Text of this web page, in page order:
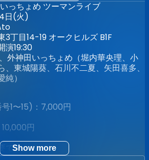
っちょめ ツーマンライブ
日(火)
丁目14-19 オークヒルズ B1F
演19:30
外神田いっちょめ（堀内華央理、小
東城陽葵、石川不二夏、矢田喜多、
）
1〜15)：7,000円
円
です。
Show more